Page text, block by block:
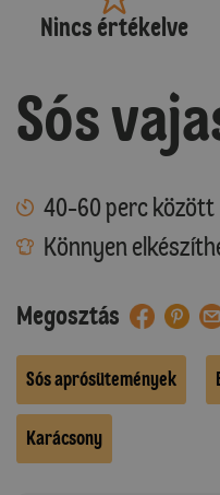
Nincs értékelve
Sós
40-60 perc között
Könnyen
Megosztás
Sós aprósütemények
Karácsony